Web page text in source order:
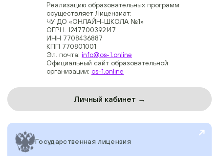
Реализацию образовательных программ
осуществляет Лицензиат:
ЧУ ДО «ОНЛАЙН-ШКОЛА №1»
ОГРН: 1247700392147
ИНН 7708436887
КПП 770801001
Эл. почта: info@os-1.online
Официальный сайт образовательной
организации: os-1.online
Личный кабинет →
Государственная лицензия